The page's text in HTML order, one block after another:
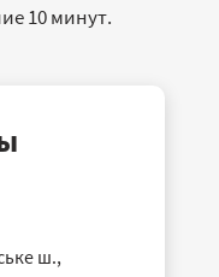
10 минут.
ш.,